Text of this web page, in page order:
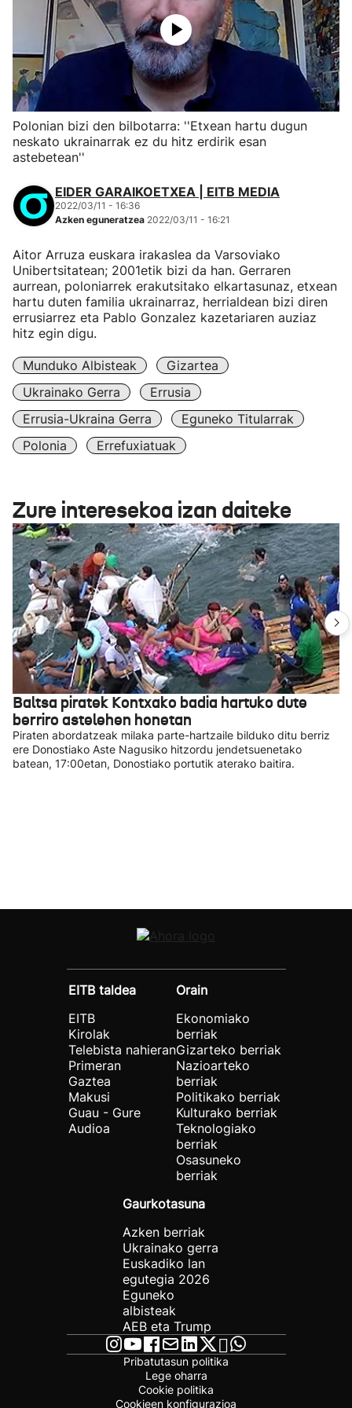
Polonian bizi den bilbotarra: ''Etxean hartu dugun
neskato ukrainarrak ez du hitz erdirik esan
astebetean''
EIDER GARAIKOETXEA | EITB MEDIA
2022/03/11 - 16:36
Azken eguneratzea 2022/03/11 - 16:21
Aitor Arruza euskara irakaslea da Varsoviako
Unibertsitatean; 2001etik bizi da han. Gerraren
aurrean, poloniarrek erakutsitako elkartasunaz, etxean
hartu duten familia ukrainarraz, herrialdean bizi diren
errusiarrez eta Pablo Gonzalez kazetariaren auziaz
hitz egin digu.
Munduko Albisteak
Gizartea
Ukrainako Gerra
Errusia
Errusia-Ukraina Gerra
Eguneko Titularrak
Polonia
Errefuxiatuak
Zure interesekoa izan daiteke
Baltsa piratek Kontxako badia hartuko dute
berriro astelehen honetan
Piraten abordatzeak milaka parte-hartzaile bilduko ditu berriz
ere Donostiako Aste Nagusiko hitzordu jendetsuenetako
batean, 17:00etan, Donostiako portutik aterako baitira.
EITB taldea
EITB
Kirolak
Telebista nahieran
Primeran
Gaztea
Makusi
Guau - Gure
Audioa
Orain
Ekonomiako
berriak
Gizarteko berriak
Nazioarteko
berriak
Politikako berriak
Kulturako berriak
Teknologiako
berriak
Osasuneko
berriak
Gaurkotasuna
Azken berriak
Ukrainako gerra
Euskadiko lan
egutegia 2026
Eguneko
albisteak
AEB eta Trump
Pribatutasun politika
Lege oharra
Cookie politika
Cookieen konfigurazioa